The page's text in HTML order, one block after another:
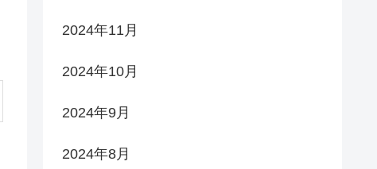
2024年11月
2024年10月
2024年9月
2024年8月